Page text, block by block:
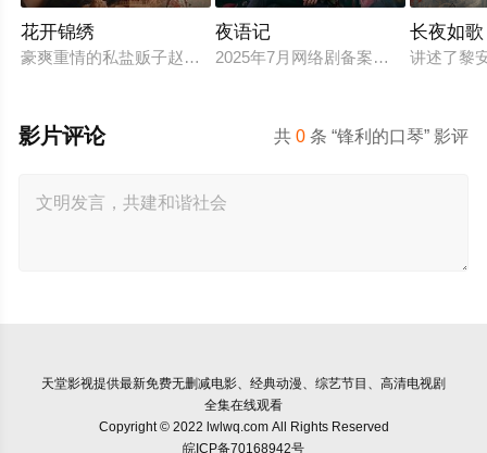
花开锦绣
豪爽重情的私盐贩子赵凌虽出身草莽，却心怀壮志，他结识了
夜语记
2025年7月网络剧备案当代 都市 海南
长夜如歌
讲述了黎
共0 条 “锋利的口琴” 影评
影片评论
天堂影视提供最新免费无删减电影、经典动漫、综艺节目、高清电视剧
全集在线观看
Copyright © 2022 lwlwq.com All Rights Reserved
皖ICP备70168942号